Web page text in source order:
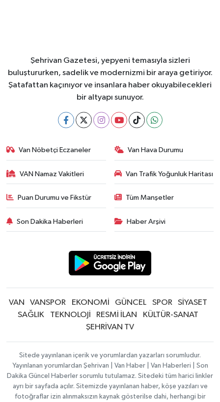
Şehrivan Gazetesi, yepyeni temasıyla sizleri
buluştururken, sadelik ve modernizmi bir araya getiriyor.
Şatafattan kaçınıyor ve insanlara haber okuyabilecekleri
bir altyapı sunuyor.
Van Nöbetçi Eczaneler Van Hava Durumu
VAN Namaz Vakitleri Van Trafik Yoğunluk Haritası
Puan Durumu ve Fikstür Tüm Manşetler
Son Dakika Haberleri Haber Arşivi
VAN VANSPOR EKONOMİ GÜNCEL SPOR
SİYASET
SAĞLIK
TEKNOLOJİ RESMİ İLAN
KÜLTÜR-SANAT
ŞEHRİVAN TV
Sitede yayınlanan içerik ve yorumlardan yazarları sorumludur.
Yayınlanan yorumlardan Şehrivan | Van Haber | Van Haberleri | Son
Dakika Güncel Haberler sorumlu tutulamaz. Sitedeki tüm harici linkler
ayrı bir sayfada açılır. Sitemizde yayınlanan haber, köşe yazıları ve
fotoğraflar izin alınmaksızın kaynak gösterilse dahi, herhangi bir